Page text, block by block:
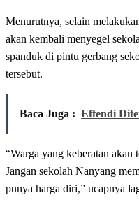
Menurutnya, selain
akan kembali menyegel
spanduk di pintu gerbang
tersebut.
Baca Juga : Effendi
“Warga yang keberatan akan
Jangan sekolah Nanyang
punya harga diri,” ucapnya